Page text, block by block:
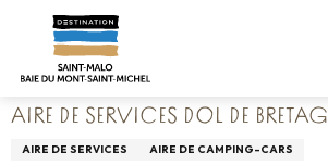
contenu
Accueil Poser ses valises
Aire de services Dol de Bretagne
AIRE DE SERVICES DOL DE
AIRE DE SERVICES AIRE DE CAMPING-CARS